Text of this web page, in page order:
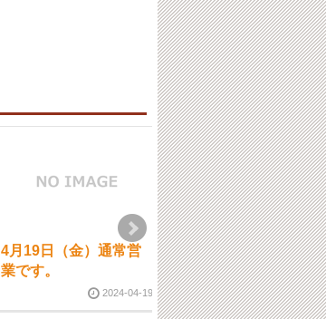
4月19日（金）通常営
業です。
2024-04-19
1月25日（月）通常営
業です。【ご予約状
況】
2021-01-